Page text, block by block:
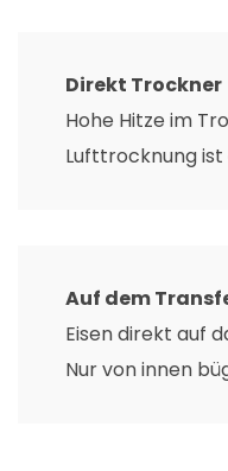
Direkt Trockner
Hohe Hitze im
Lufttrocknung
Auf dem
Eisen direkt auf
Nur von innen